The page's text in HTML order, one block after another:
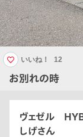
お別れの時
いいね！ 12
ヴェゼル
しげさん